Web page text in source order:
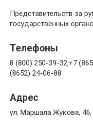
Представительств за
государственных
Телефоны
8 (800) 250-39-32,+7
(8652) 24-06-88
Адрес
ул. Маршала Жукова,